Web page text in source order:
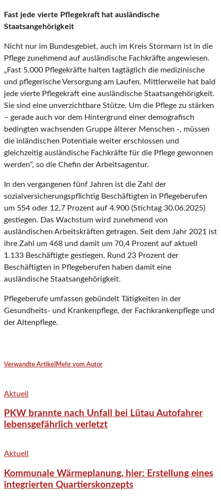
Fast jede vierte Pflegekraft hat ausländische
Staatsangehörigkeit
Nicht nur im Bundesgebiet, auch im Kreis Stormarn ist in die
Pflege zunehmend auf ausländische Fachkräfte angewiesen.
„Fast 5.000 Pflegekräfte halten tagtäglich die medizinische
und pflegerische Versorgung am Laufen. Mittlerweile hat bald
jede vierte Pflegekraft eine ausländische Staatsangehörigkeit.
Sie sind eine unverzichtbare Stütze. Um die Pflege zu stärken
– gerade auch vor dem Hintergrund einer demografisch
bedingten wachsenden Gruppe älterer Menschen -, müssen
die inländischen Potentiale weiter erschlossen und
gleichzeitig ausländische Fachkräfte für die Pflege gewonnen
werden“, so die Chefin der Arbeitsagentur.
In den vergangenen fünf Jahren ist die Zahl der
sozialversicherungspflichtig Beschäftigten in Pflegeberufen
um 554 oder 12,7 Prozent auf 4.900 (Stichtag 30.06.2025)
gestiegen. Das Wachstum wird zunehmend von
ausländischen Arbeitskräften getragen. Seit dem Jahr 2021 ist
ihre Zahl um 468 und damit um 70,4 Prozent auf aktuell
1.133 Beschäftigte gestiegen. Rund 23 Prozent der
Beschäftigten in Pflegeberufen haben damit eine
ausländische Staatsangehörigkeit.
Pflegeberufe umfassen gebündelt Tätigkeiten in der
Gesundheits- und Krankenpflege, der Fachkrankenpflege und
der Altenpflege.
Verwandte Artikel Mehr vom Autor
Aktuell
PKW brannte nach Unfall bei Lütau Autofahrer
lebensgefährlich verletzt
Aktuell
Kommunale Wärmeplanung, hier: Erstellung eines
integrierten Quartierskonzepts